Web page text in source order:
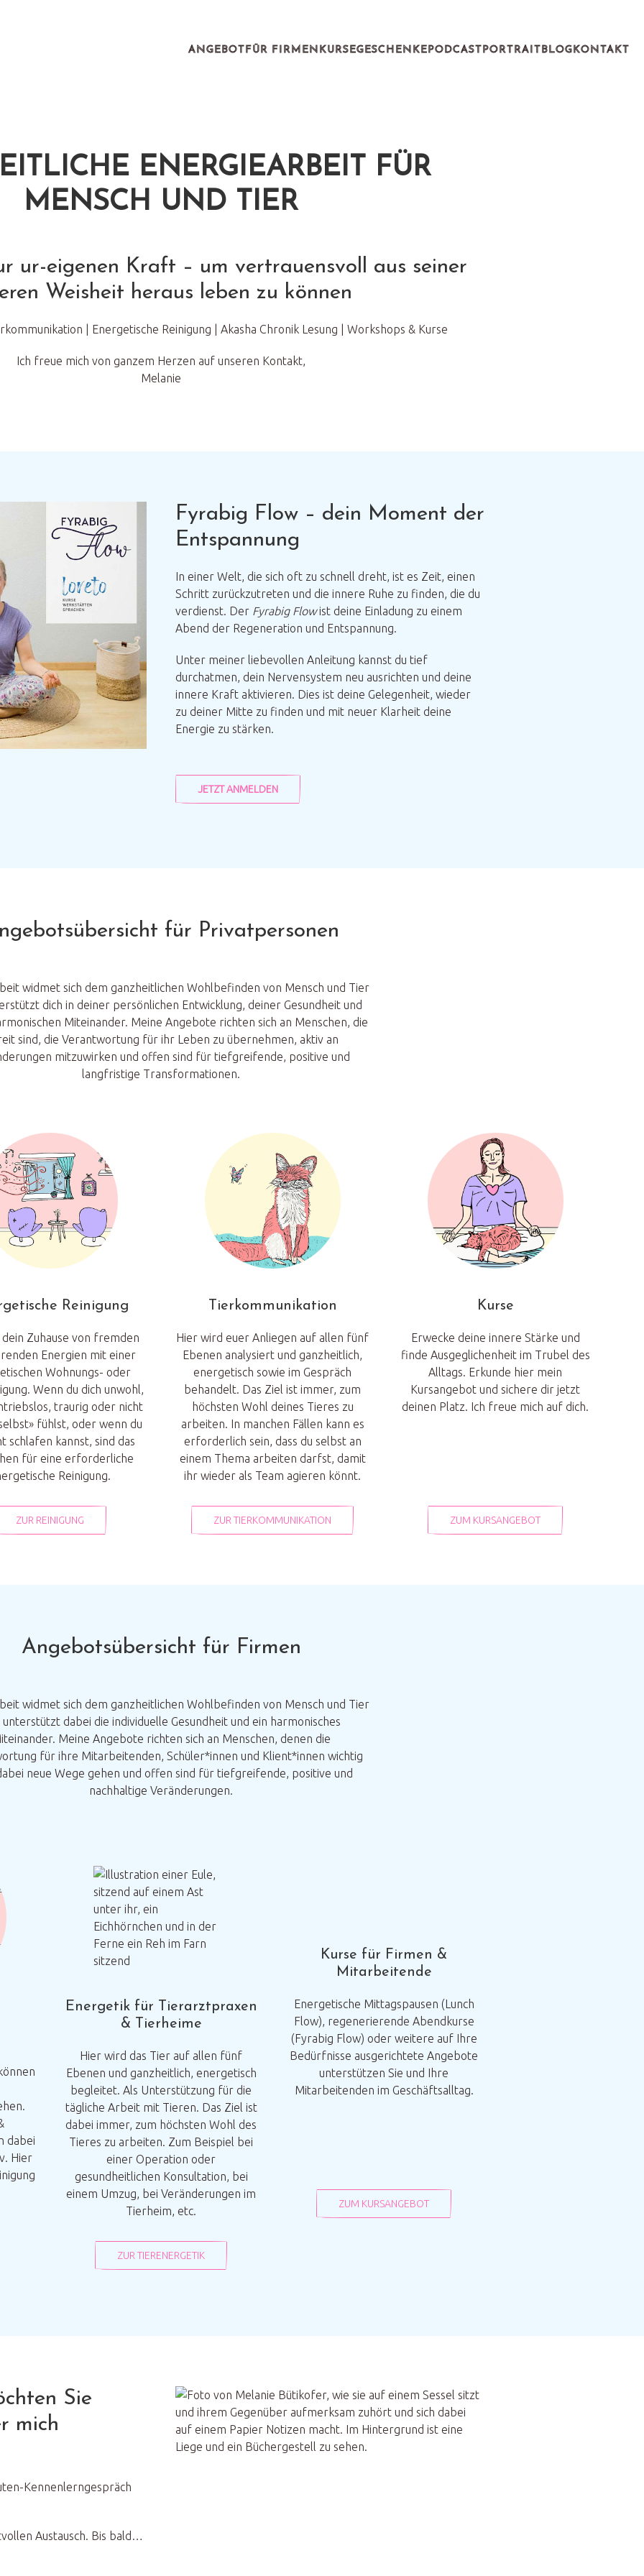
ANGEBOTFÜR FIRMEN KURSEGESCHENKEPODCASTPORTRAITBLOGKONTAKT
ENERGIEARBEIT FÜR
MENSCH UND TIER
ur-eigenen Kraft – um vertrauensvoll aus seiner
Weisheit heraus leben zu können
| Energetische Reinigung | Akasha Chronik Lesung | Workshops & Kurse
Ich freue mich von ganzem Herzen auf unseren Kontakt,
Melanie
Fyrabig Flow – dein Moment der
Entspannung
In einer Welt, die sich oft zu schnell dreht, ist es Zeit, einen
Schritt zurückzutreten und die innere Ruhe zu finden, die du
verdienst. Der Fyrabig Flowist deine Einladung zu einem
Abend der Regeneration und Entspannung.
Unter meiner liebevollen Anleitung kannst du tief
durchatmen, dein Nervensystem neu ausrichten und deine
innere Kraft aktivieren. Dies ist deine Gelegenheit, wieder
zu deiner Mitte zu finden und mit neuer Klarheit deine
Energie zu stärken.
JETZT ANMELDEN
für Privatpersonen
widmet sich dem ganzheitlichen Wohlbefinden von Mensch und Tier
dich in deiner persönlichen Entwicklung, deiner Gesundheit und
Miteinander. Meine Angebote richten sich an Menschen, die
sind, die Verantwortung für ihr Leben zu übernehmen, aktiv an
mitzuwirken und offen sind für tiefgreifende, positive und
langfristige Transformationen.
Reinigung
Zuhause von fremden
Energien mit einer
Wohnungs- oder
Wenn du dich unwohl,
traurig oder nicht
fühlst, oder wenn du
schlafen kannst, sind das
für eine erforderliche
Reinigung.
ZUR REINIGUNG
Tierkommunikation
Hier wird euer Anliegen auf allen fünf
Ebenen analysiert und ganzheitlich,
energetisch sowie im Gespräch
behandelt. Das Ziel ist immer, zum
höchsten Wohl deines Tieres zu
arbeiten. In manchen Fällen kann es
erforderlich sein, dass du selbst an
einem Thema arbeiten darfst, damit
ihr wieder als Team agieren könnt.
ZUR TIERKOMMUNIKATION
Kurse
Erwecke deine innere Stärke und
finde Ausgeglichenheit im Trubel des
Alltags. Erkunde hier mein
Kursangebot und sichere dir jetzt
deinen Platz. Ich freue mich auf dich.
ZUM KURSANGEBOT
Angebotsübersicht für Firmen
widmet sich dem ganzheitlichen Wohlbefinden von Mensch und Tier
unterstützt dabei die individuelle Gesundheit und ein harmonisches
Meine Angebote richten sich an Menschen, denen die
für ihre Mitarbeitenden, Schüler*innen und Klient*innen wichtig
neue Wege gehen und offen sind für tiefgreifende, positive und
nachhaltige Veränderungen.
dabei
Hier
Energetik für Tierarztpraxen
& Tierheime
Hier wird das Tier auf allen fünf
Ebenen und ganzheitlich, energetisch
begleitet. Als Unterstützung für die
tägliche Arbeit mit Tieren. Das Ziel ist
dabei immer, zum höchsten Wohl des
Tieres zu arbeiten. Zum Beispiel bei
einer Operation oder
gesundheitlichen Konsultation, bei
einem Umzug, bei Veränderungen im
Tierheim, etc.
ZUR TIERENERGETIK
Kurse für Firmen &
Mitarbeitende
Energetische Mittagspausen (Lunch
Flow), regenerierende Abendkurse
(Fyrabig Flow) oder weitere auf Ihre
Bedürfnisse ausgerichtete Angebote
unterstützen Sie und Ihre
Mitarbeitenden im Geschäftsalltag.
ZUM KURSANGEBOT
Sie
mich
Kennenlerngespräch
Austausch. Bis bald…